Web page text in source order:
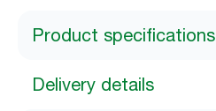
Product specifications
Delivery details